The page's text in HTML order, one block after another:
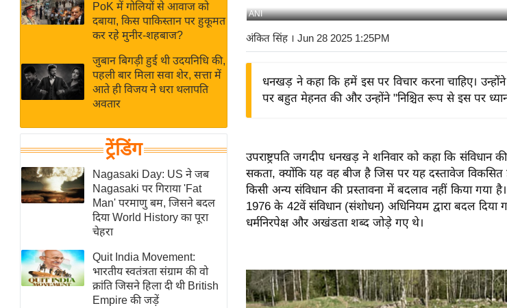
Hindi
Videos
IPL
2026
ई-पेपर
मिसाल बेमिसाल
शख्सियत
यंग इंडिया
साहित्य जगत
ऑटो वर्ल्ड
न्यूज ब्रीफ
मनोरंजन जगत
बॉलीवुड
हॉलीवुड
फिल्म समीक्षा
Breaking
PoK में गोलियों से आवाज को
दबाया, किस पाकिस्तान पर हुकूमत
कर रहे मुनीर-शहबाज?
जुबान बिगड़ी हुई थी उदयनिधि की,
पहली बार मिला सवा शेर, सत्ता में
आते ही विजय ने धरा थलापति
अवतार
ट्रेंडिंग
Nagasaki Day: US ने जब
Nagasaki पर गिराया 'Fat
Man' परमाणु बम, जिसने बदल
दिया World History का पूरा
चेहरा
Quit India Movement:
भारतीय स्वतंत्रता संग्राम की वो
क्रांति जिसने हिला दी थी British
Empire की जड़ें
ANI
अंकित सिंह। Jun 28 2025 1:25PM
धनखड़ ने कहा कि हमें इस पर विचार करना चाहिए।
पर बहुत मेहनत की और उन्होंने "निश्चित रूप से इस पर ध्यान
उपराष्ट्रपति जगदीप धनखड़ ने शनिवार को कहा कि संविधान की
सकता, क्योंकि यह वह बीज है जिस पर यह दस्तावेज विकसित
किसी अन्य संविधान की प्रस्तावना में बदलाव नहीं किया गया
1976 के 42वें संविधान (संशोधन) अधिनियम द्वारा बदल दिया
धर्मनिरपेक्ष और अखंडता शब्द जोड़े गए थे।